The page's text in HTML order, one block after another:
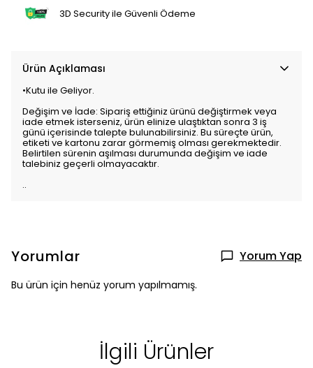
3D Security ile Güvenli Ödeme
Ürün Açıklaması
•Kutu ile Geliyor.
Değişim ve İade: Sipariş ettiğiniz ürünü değiştirmek veya
iade etmek isterseniz, ürün elinize ulaştıktan sonra 3 iş
günü içerisinde talepte bulunabilirsiniz. Bu süreçte ürün,
etiketi ve kartonu zarar görmemiş olması gerekmektedir.
Belirtilen sürenin aşılması durumunda değişim ve iade
talebiniz geçerli olmayacaktır.
..
Yorumlar Yorum Yap
Bu ürün için henüz yorum yapılmamış.
İlgili Ürünler